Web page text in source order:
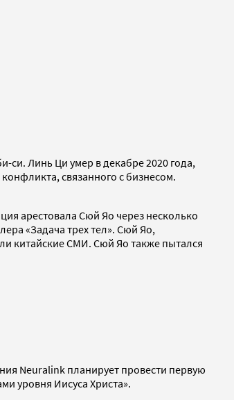
си. Линь Ци умер в декабре 2020 года,
связанного с бизнесом.
арестовала Сюй Яо через несколько
«Задача трех тел». Сюй Яо,
китайские СМИ. Сюй Яо также пытался
Neuralink планирует провести первую
уровня Иисуса Христа».